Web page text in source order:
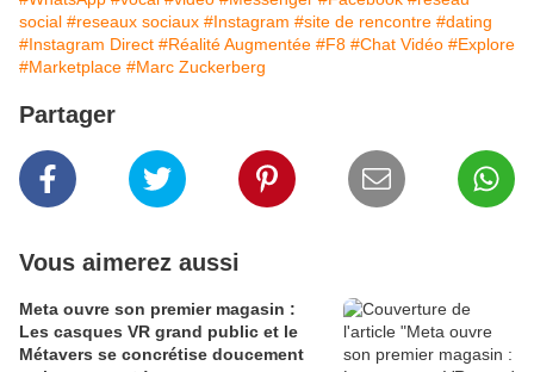
social #reseaux sociaux #Instagram #site de rencontre #dating
#Instagram Direct #Réalité Augmentée #F8 #Chat Vidéo #Explore
#Marketplace #Marc Zuckerberg
Partager
Vous aimerez aussi
Meta ouvre son premier magasin :
Les casques VR grand public et le
Métavers se concrétise doucement